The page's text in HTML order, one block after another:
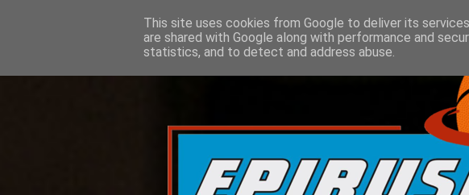
This site uses cookies from Google to deliver its
are shared with Google along with performance and
statistics, and to detect and address abuse.